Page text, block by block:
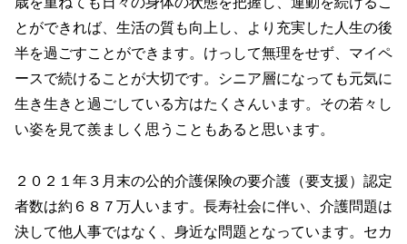
とができれば、生活の質も向上し、より充実した人生の後
半を過ごすことができます。けっして無理をせず、マイペ
ースで続けることが大切です。シニア層になっても元気に
生き生きと過ごしている方はたくさんいます。その若々し
い姿を見て羨ましく思うこともあると思います。
２０２１年３月末の公的介護保険の要介護（要支援）認定
者数は約６８７万人います。長寿社会に伴い、介護問題は
決して他人事ではなく、身近な問題となっています。セカ